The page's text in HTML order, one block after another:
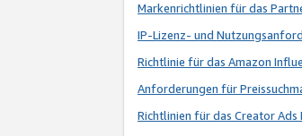
Markenrichtlinien für das
IP-Lizenz- und
Richtlinie für das Amazon
Anforderungen für
Richtlinien für das Creator